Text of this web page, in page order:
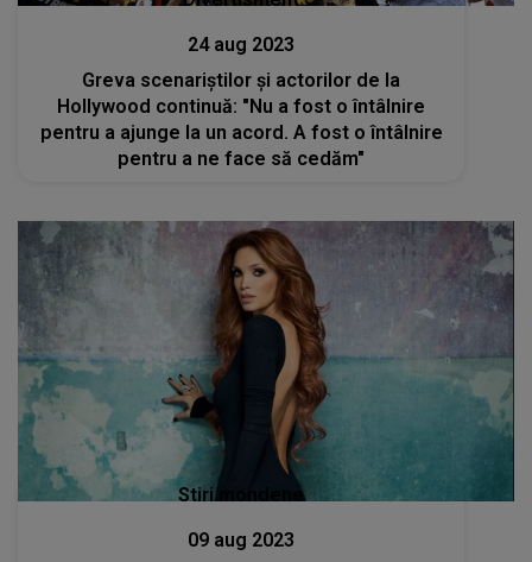
24 aug 2023
Greva scenariștilor și actorilor de la
Hollywood continuă: "Nu a fost o întâlnire
pentru a ajunge la un acord. A fost o întâlnire
pentru a ne face să cedăm"
Stiri mondene
09 aug 2023